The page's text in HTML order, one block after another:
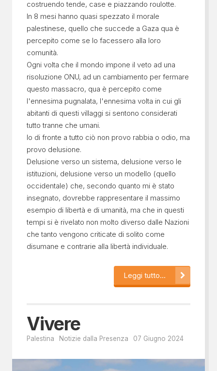
costruendo tende, case e piazzando roulotte.
In 8 mesi hanno quasi spezzato il morale
palestinese, quello che succede a Gaza qua è
percepito come se lo facessero alla loro
comunità.
Ogni volta che il mondo impone il veto ad una
risoluzione ONU, ad un cambiamento per fermare
questo massacro, qua è percepito come
l'ennesima pugnalata, l'ennesima volta in cui gli
abitanti di questi villaggi si sentono considerati
tutto tranne che umani.
Io di fronte a tutto ciò non provo rabbia o odio, ma
provo delusione.
Delusione verso un sistema, delusione verso le
istituzioni, delusione verso un modello (quello
occidentale) che, secondo quanto mi è stato
insegnato, dovrebbe rappresentare il massimo
esempio di libertà e di umanità, ma che in questi
tempi si è rivelato non molto diverso dalle Nazioni
che tanto vengono criticate di solito come
disumane e contrarie alla libertà individuale.
Leggi tutto...
Vivere
Palestina Notizie dalla Presenza 07 Giugno 2024